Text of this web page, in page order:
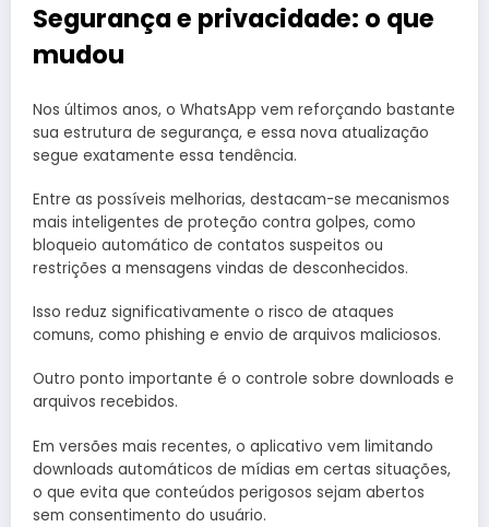
Segurança e privacidade: o que
mudou
Nos últimos anos, o WhatsApp vem reforçando bastante
sua estrutura de segurança, e essa nova atualização
segue exatamente essa tendência.
Entre as possíveis melhorias, destacam-se mecanismos
mais inteligentes de proteção contra golpes, como
bloqueio automático de contatos suspeitos ou
restrições a mensagens vindas de desconhecidos.
Isso reduz significativamente o risco de ataques
comuns, como phishing e envio de arquivos maliciosos.
Outro ponto importante é o controle sobre downloads e
arquivos recebidos.
Em versões mais recentes, o aplicativo vem limitando
downloads automáticos de mídias em certas situações,
o que evita que conteúdos perigosos sejam abertos
sem consentimento do usuário.